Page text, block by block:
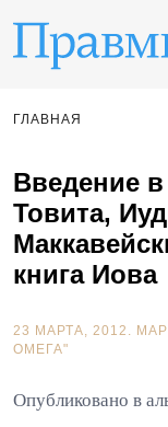
ГЛАВНАЯ
Введение в
Товита,
книга Иова
23 МАРТА, 2012.
ОМЕГА"
Опубликовано в